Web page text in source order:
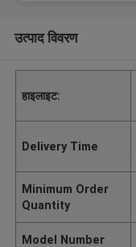
उत्पाद विवरण
हाइलाइट:
Delivery Time
Minimum Order
Quantity
Model Number